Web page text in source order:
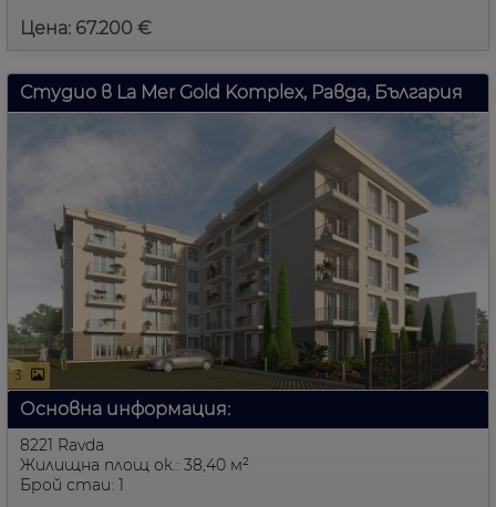
Цена: 67.200 €
Студио в La Mer Gold Komplex, Равда, България
3
Основна информация:
8221 Ravda
Жилищна площ ок.: 38,40 м²
Брой стаи: 1